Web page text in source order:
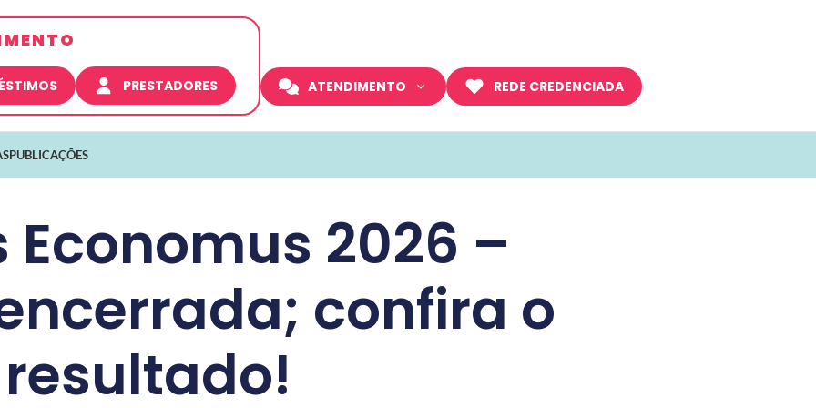
PRESTADORES ATENDIMENTO REDE CREDENCIADA
PUBLICAÇÕES
Economus 2026 –
confira o
resultado!